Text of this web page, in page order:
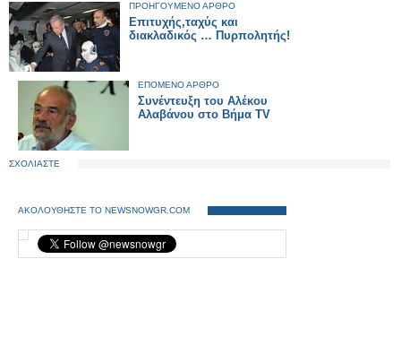
ΠΡΟΗΓΟΥΜΕΝΟ ΑΡΘΡΟ
Επιτυχής,ταχύς και
διακλαδικός … Πυρπολητής!
ΕΠΟΜΕΝΟ ΑΡΘΡΟ
Συνέντευξη του Αλέκου
Αλαβάνου στο Βήμα TV
ΣΧΟΛΙΑΣΤΕ
ΑΚΟΛΟΥΘΗΣΤΕ ΤΟ NEWSNOWGR.COM